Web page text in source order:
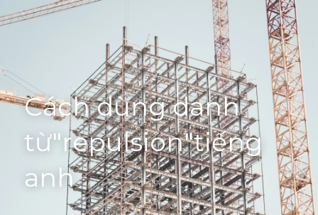
Học thử →
Cách dùng danh
từ"repulsion"tiếng
anh